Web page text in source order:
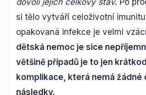
dovolí jejich celkový stav. Po
si tělo vytváří celoživotní
opakovaná infekce je velmi
dětská nemoc je sice
většině případů je to jen
komplikace, která nemá žádné
následky.